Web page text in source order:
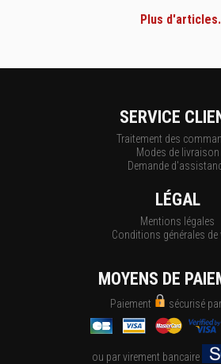
Plus
SERVICE
Traitement des
Modes de livraison
Demande
LÉGAL
Mentions légales
Conditions générales de
MOYENS DE
Paiement sécurisé
ou par virement bancaire